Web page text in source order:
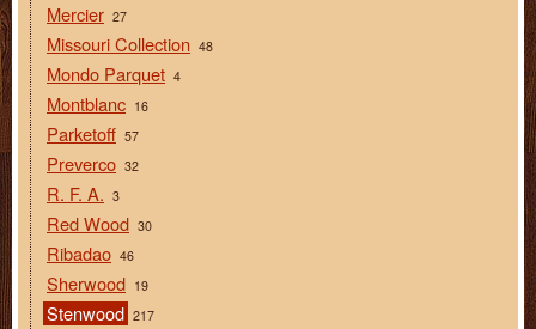
Mercier 27
Missouri Collection 48
Mondo Parquet 4
Montblanc 16
Parketoff 57
Preverco 32
R. F. A. 3
Red Wood 30
Ribadao 46
Sherwood 19
Stenwood 217